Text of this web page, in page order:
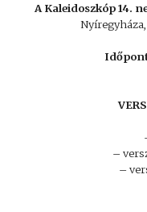
A Kaleidoszkóp 14.
–
–